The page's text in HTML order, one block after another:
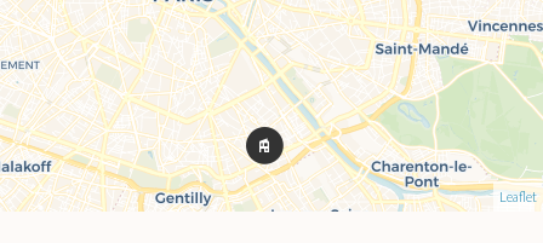
Leaflet